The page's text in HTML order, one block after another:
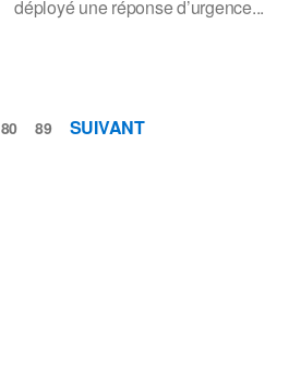
déployé une réponse d’urgence...
80 89 SUIVANT